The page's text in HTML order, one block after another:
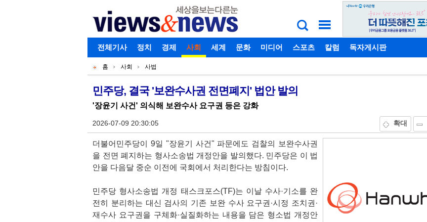
개
별
메
뉴
로그인 회원가입 아이디찾기 비밀번호찾기
주
메
뉴
전체기사 정치 경제 사회 세계 문화 미디어 스포츠 칼럼 독자게시판
현
재
위
치
홈 사회 사법
기
사
본
문
민주당, 결국 '보완수사권 전면폐지' 법안 발의
'장윤기 사건' 의식해 보완수사 요구권 등은 강화
2026-07-09 20:30:05 확대
더불어민주당이 9일 "장윤기 사건" 파문에도 검찰의 보완수사권
을 전면 폐지하는 형사소송법 개정안을 발의했다. 민주당은 이 법
안을 다음달 중순 이전에 국회에서 처리한다는 방침이다.
민주당 형사소송법 개정 태스크포스(TF)는 이날 수사·기소를 완
전히 분리하는 대신 검사의 기존 보완 수사 요구권·시정 조치권·
재수사 요구권을 구체화·실질화하는 내용을 담은 형소법 개정안